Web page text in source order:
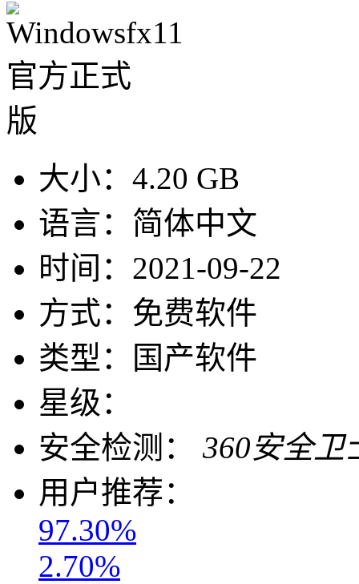
大小： 4.20 GB
语言： 简体中文
时间： 2021-09-22
方式： 免费软件
类型：
国产软件
星级：
安全检测：
360安全卫
用户推荐：
97.30%
2.70%